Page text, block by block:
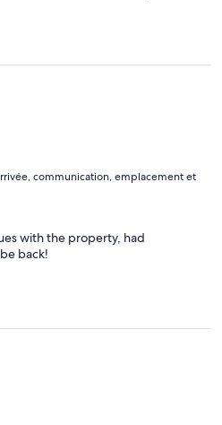
communication, emplacement et
with the property, had
back!